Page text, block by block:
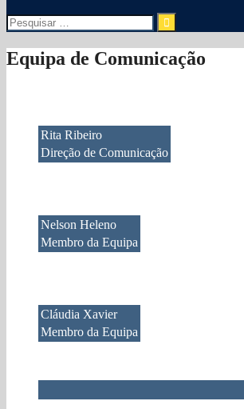
Pesquisar
por:
Equipa de Comunicação
Rita Ribeiro
Direção de Comunicação
Nelson Heleno
Membro da Equipa
Cláudia Xavier
Membro da Equipa